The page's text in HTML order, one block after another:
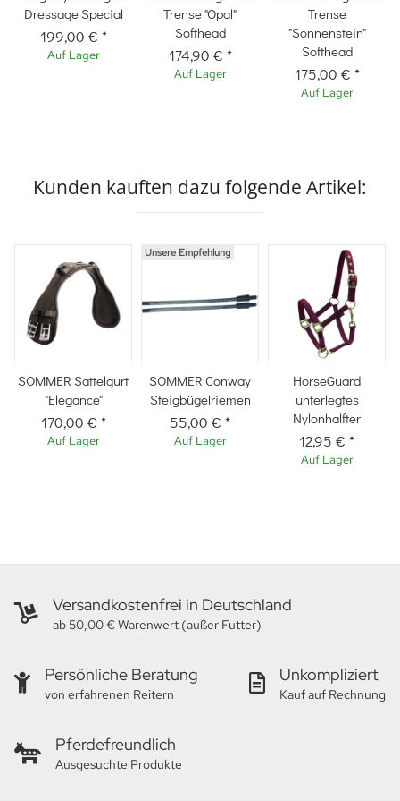
Dressage Special
199,00 € *
Auf Lager
Trense "Opal"
Softhead
174,90 € *
Auf Lager
Trense
"Sonnenstein"
Softhead
175,00 € *
Auf Lager
Kunden kauften dazu folgende Artikel:
SOMMER Sattelgurt
"Elegance"
170,00 € *
Auf Lager
Unsere Empfehlung
SOMMER Conway
Steigbügelriemen
55,00 € *
Auf Lager
HorseGuard
unterlegtes
Nylonhalfter
12,95 € *
Auf Lager
Versandkostenfrei in Deutschland
ab 50,00 € Warenwert (außer Futter)
Persönliche Beratung
von erfahrenen Reitern
Unkompliziert
Kauf auf Rechnung
Pferdefreundlich
Ausgesuchte Produkte